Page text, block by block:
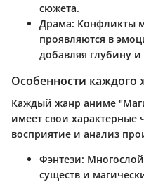
сюжета.
Драма: Конфликты
проявляются в
добавляя глубину
Особенности каждого
Каждый жанр аниме
имеет свои
восприятие и анализ
Фэнтези:
существ и